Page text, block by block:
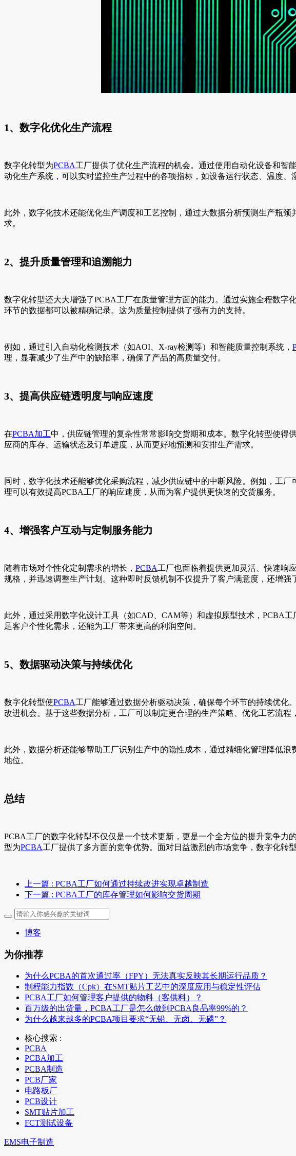
1、数字化优化生产流程
数字化转型为PCBA工厂提供了优化生产流程的机会。通过使用自动化设备和智
动化生产系统，可以实时监控生产过程中的各项指标，如设备运行状态、温度、
此外，数字化技术还能优化生产调度和工艺控制，通过大数据分析预测生产瓶
求。
2、提升质量管理和追溯能力
数字化转型还大大增强了PCBA工厂在质量管理方面的能力。通过实施全程数
环节的数据都可以被精确记录。这为质量控制提供了强有力的支持。
例如，通过引入自动化检测技术（如AOI、X-ray检测等）和智能质量控制系统，
理，显著减少了生产中的缺陷率，确保了产品的高质量交付。
3、提高供应链透明度与响应速度
在PCBA加工中，供应链管理的复杂性常常影响交货期和成本。数字化转型使得
应商的库存、运输状态及订单进度，从而更好地预测和安排生产需求。
同时，数字化技术还能够优化采购流程，减少供应链中的中断风险。例如，工
理可以有效提高PCBA工厂的响应速度，从而为客户提供更快速的交货服务。
4、增强客户互动与定制服务能力
随着市场对个性化定制需求的增长， PCBA工厂也面临着提供更加灵活、快速响
规格，并迅速调整生产计划。这种即时反馈机制不仅提升了客户满意度，还增强
此外，通过采用数字化设计工具（如CAD、CAM等）和虚拟原型技术，PCBA
足客户个性化需求，还能为工厂带来更高的利润空间。
5、数据驱动决策与持续优化
数字化转型使PCBA工厂能够通过数据分析驱动决策，确保每个环节的持续优化
改进机会。基于这些数据分析，工厂可以制定更合理的生产策略、优化工艺流程
此外，数据分析还能够帮助工厂识别生产中的隐性成本，通过精细化管理降低
地位。
总结
PCBA工厂的数字化转型不仅仅是一个技术更新，更是一个全方位的提升竞争
型为PCBA工厂提供了多方面的竞争优势。面对日益激烈的市场竞争，数字化转
上一篇 : PCBA工厂如何通过持续改进实现卓越制造
下一篇 : PCBA工厂的库存管理如何影响交货周期
博客
为你推荐
为什么PCBA的首次通过率（FPY）无法真实反映其长期运行品质？
制程能力指数（Cpk）在SMT贴片工艺中的深度应用与稳定性评估
PCBA工厂如何管理客户提供的物料（客供料）？
百万级的出货量，PCBA工厂是怎么做到PCBA良品率99%的？
为什么越来越多的PCBA项目要求“无铅、无卤、无磷”？
核心搜索 :
PCBA
PCBA加工
PCBA制造
PCB厂家
电路板厂
PCB设计
SMT贴片加工
FCT测试设备
EMS电子制造